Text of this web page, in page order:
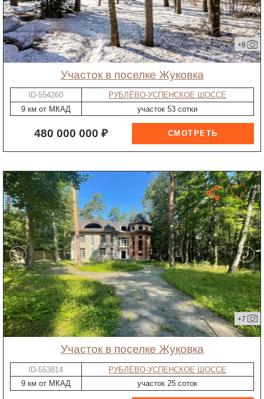
+8
участок в поселке Жуковка
ID-554260
РУБЛЁВО-УСПЕНСКОЕ ШОССЕ
9 км от МКАД
участок 53 сотки
480 000 000 ₽
+7
участок в поселке Жуковка
ID-553814
РУБЛЁВО-УСПЕНСКОЕ ШОССЕ
9 км от МКАД
участок 25 соток